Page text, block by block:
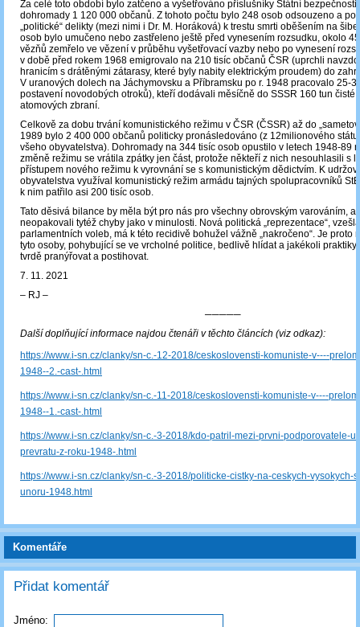
Za celé toto období bylo zatčeno a vyšetřováno příslušníky Státní bezpečnosti
dohromady 1 120 000 občanů. Z tohoto počtu bylo 248 osob odsouzeno a
„politické“ delikty (mezi nimi i Dr. M. Horáková) k trestu smrti oběšením na
osob bylo umučeno nebo zastřeleno ještě před vynesením rozsudku, okolo
vězňů zemřelo ve vězení v průběhu vyšetřovací vazby nebo po vynesení
v době před rokem 1968 emigrovalo na 210 tisíc občanů ČSR (uprchli
hranicím s drátěnými zátarasy, které byly nabity elektrickým proudem) do
V uranových dolech na Jáchymovsku a Příbramsku po r. 1948 pracovalo 25-
postavení novodobých otroků), kteří dodávali měsíčně do SSSR 160 tun čisté
atomových zbraní.
Celkově za dobu trvání komunistického režimu v ČSR (ČSSR) až do
1989 bylo 2 400 000 občanů politicky pronásledováno (z 12milionového
všeho obyvatelstva). Dohromady na 344 tisíc osob opustilo v letech 1948-89
změně režimu se vrátila zpátky jen část, protože někteří z nich nesouhlasili s
přístupem nového režimu k vyrovnání se s komunistickým dědictvím. K
obyvatelstva využíval komunistický režim armádu tajných spolupracovníků
k nim patřilo asi 200 tisíc osob.
Tato děsivá bilance by měla být pro nás pro všechny obrovským varováním,
neopakovali tytéž chyby jako v minulosti. Nová politická „reprezentace“,
parlamentních voleb, má k této recidivě bohužel vážně „nakročeno“. Je proto
tyto osoby, pohybující se ve vrcholné politice, bedlivě hlídat a jakékoli praktiky
tvrdě pranýřovat a postihovat.
7. 11. 2021
‒ RJ ‒
─────
Další doplňující informace najdou čtenáři v těchto článcích (viz odkaz):
https://www.i-sn.cz/clanky/sn-c.-12-2018/ceskoslovensti-komuniste-v----
1948--2.-cast-.html
https://www.i-sn.cz/clanky/sn-c.-11-2018/ceskoslovensti-komuniste-v----
1948--1.-cast-.html
https://www.i-sn.cz/clanky/sn-c.-3-2018/kdo-patril-mezi-prvni-podporovatele-
prevratu-z-roku-1948-.html
https://www.i-sn.cz/clanky/sn-c.-3-2018/politicke-cistky-na-ceskych-vysokych-
unoru-1948.html
Komentáře
Přidat komentář
Jméno: